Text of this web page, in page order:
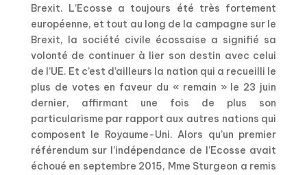
Brexit. L’Ecosse a toujours été très fortement
européenne, et tout au long de la campagne sur le
Brexit, la société civile écossaise a signifié sa
volonté de continuer à lier son destin avec celui
de l’UE. Et c’est d’ailleurs la nation qui a recueilli le
plus de votes en faveur du « remain » le 23 juin
dernier, affirmant une fois de plus son
particularisme par rapport aux autres nations qui
composent le Royaume-Uni. Alors qu’un premier
référendum sur l’indépendance de l’Ecosse avait
échoué en septembre 2015, Mme Sturgeon a remis